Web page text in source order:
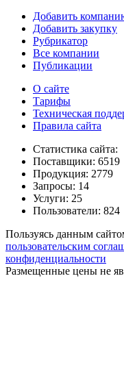
Добавить
Добавить закупку
Рубрикатор
Все компании
Публикации
О сайте
Тарифы
Техническая
Правила сайта
Статистика сайта:
Поставщики: 6519
Продукция: 2779
Запросы: 14
Услуги: 25
Пользователи: 824
Пользуясь данным
пользовательским
конфиденциальности
Размещенные цены не